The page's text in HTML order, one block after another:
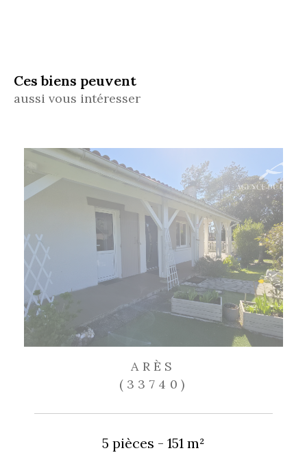
Ces biens peuvent
aussi vous intéresser
ARÈS
(33740)
5 pièces - 151 m²